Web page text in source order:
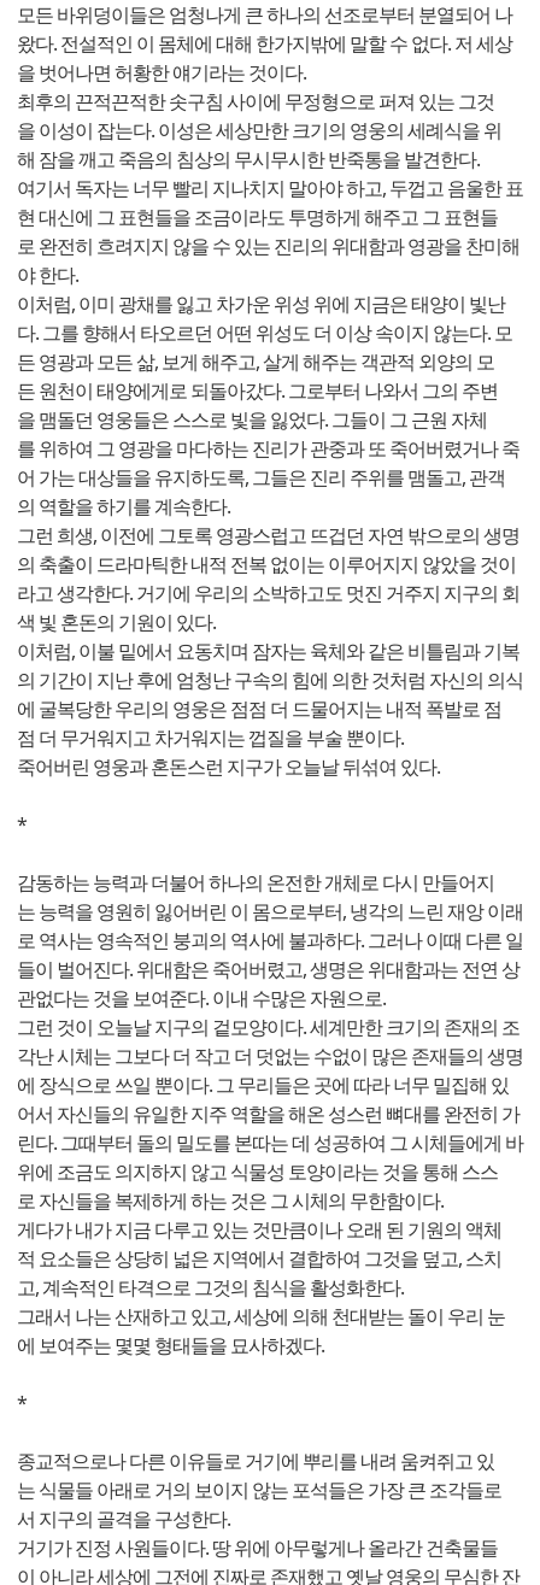
모든 바위덩이들은 엄청나게 큰 하나의 선조로부터 분열되어 나
왔다. 전설적인 이 몸체에 대해 한가지밖에 말할 수 없다. 저 세상
을 벗어나면 허황한 얘기라는 것이다.
최후의 끈적끈적한 솟구침 사이에 무정형으로 퍼져 있는 그것
을 이성이 잡는다. 이성은 세상만한 크기의 영웅의 세례식을 위
해 잠을 깨고 죽음의 침상의 무시무시한 반죽통을 발견한다.
여기서 독자는 너무 빨리 지나치지 말아야 하고, 두껍고 음울한 표
현 대신에 그 표현들을 조금이라도 투명하게 해주고 그 표현들
로 완전히 흐려지지 않을 수 있는 진리의 위대함과 영광을 찬미해
야 한다.
이처럼, 이미 광채를 잃고 차가운 위성 위에 지금은 태양이 빛난
다. 그를 향해서 타오르던 어떤 위성도 더 이상 속이지 않는다. 모
든 영광과 모든 삶, 보게 해주고, 살게 해주는 객관적 외양의 모
든 원천이 태양에게로 되돌아갔다. 그로부터 나와서 그의 주변
을 맴돌던 영웅들은 스스로 빛을 잃었다. 그들이 그 근원 자체
를 위하여 그 영광을 마다하는 진리가 관중과 또 죽어버렸거나 죽
어 가는 대상들을 유지하도록, 그들은 진리 주위를 맴돌고, 관객
의 역할을 하기를 계속한다.
그런 희생, 이전에 그토록 영광스럽고 뜨겁던 자연 밖으로의 생명
의 축출이 드라마틱한 내적 전복 없이는 이루어지지 않았을 것이
라고 생각한다. 거기에 우리의 소박하고도 멋진 거주지 지구의 회
색 빛 혼돈의 기원이 있다.
이처럼, 이불 밑에서 요동치며 잠자는 육체와 같은 비틀림과 기복
의 기간이 지난 후에 엄청난 구속의 힘에 의한 것처럼 자신의 의식
에 굴복당한 우리의 영웅은 점점 더 드물어지는 내적 폭발로 점
점 더 무거워지고 차거워지는 껍질을 부술 뿐이다.
죽어버린 영웅과 혼돈스런 지구가 오늘날 뒤섞여 있다.
*
감동하는 능력과 더불어 하나의 온전한 개체로 다시 만들어지
는 능력을 영원히 잃어버린 이 몸으로부터, 냉각의 느린 재앙 이래
로 역사는 영속적인 붕괴의 역사에 불과하다. 그러나 이때 다른 일
들이 벌어진다. 위대함은 죽어버렸고, 생명은 위대함과는 전연 상
관없다는 것을 보여준다. 이내 수많은 자원으로.
그런 것이 오늘날 지구의 겉모양이다. 세계만한 크기의 존재의 조
각난 시체는 그보다 더 작고 더 덧없는 수없이 많은 존재들의 생명
에 장식으로 쓰일 뿐이다. 그 무리들은 곳에 따라 너무 밀집해 있
어서 자신들의 유일한 지주 역할을 해온 성스런 뼈대를 완전히 가
린다. 그때부터 돌의 밀도를 본따는 데 성공하여 그 시체들에게 바
위에 조금도 의지하지 않고 식물성 토양이라는 것을 통해 스스
로 자신들을 복제하게 하는 것은 그 시체의 무한함이다.
게다가 내가 지금 다루고 있는 것만큼이나 오래 된 기원의 액체
적 요소들은 상당히 넓은 지역에서 결합하여 그것을 덮고, 스치
고, 계속적인 타격으로 그것의 침식을 활성화한다.
그래서 나는 산재하고 있고, 세상에 의해 천대받는 돌이 우리 눈
에 보여주는 몇몇 형태들을 묘사하겠다.
*
종교적으로나 다른 이유들로 거기에 뿌리를 내려 움켜쥐고 있
는 식물들 아래로 거의 보이지 않는 포석들은 가장 큰 조각들로
서 지구의 골격을 구성한다.
거기가 진정 사원들이다. 땅 위에 아무렇게나 올라간 건축물들
이 아니라 세상에 그전에 진짜로 존재했고 옛날 영웅의 무심한 잔